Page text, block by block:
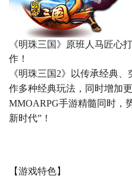
《明珠三国》原班人马匠心
作！
《明珠三国2》以传承经典
作多种经典玩法，同时增加
MMOARPG手游精髓同时，
新时代”！
【游戏特色】